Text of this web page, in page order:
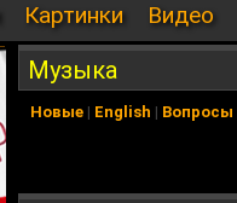
Картинки Видео
Музыка
Новые | English | Вопросы